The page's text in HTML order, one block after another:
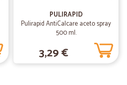
PULIRAPID
Pulirapid AntiCalcare aceto spray
500 ml.
3,29 €